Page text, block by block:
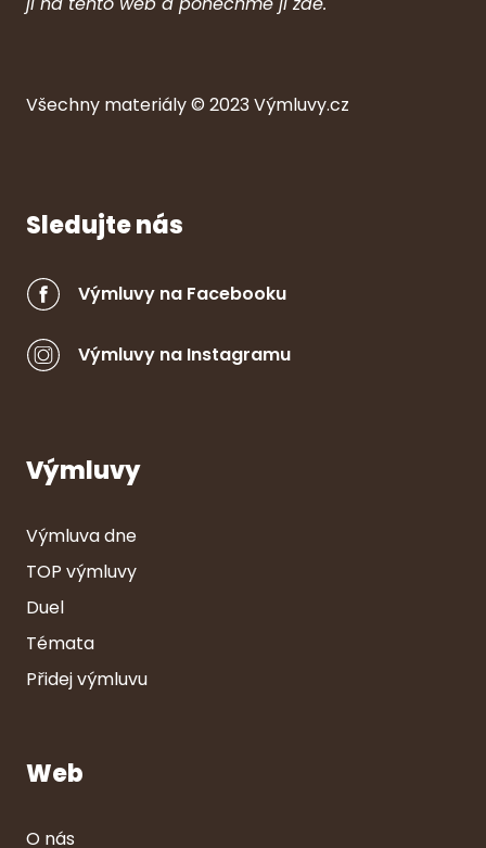
Všechny materiály © 2023Výmluvy.cz
Sledujte nás
Výmluvy na Facebooku
Výmluvy na Instagramu
Výmluvy
Výmluva dne
TOP výmluvy
Duel
Témata
Přidej výmluvu
Web
O nás